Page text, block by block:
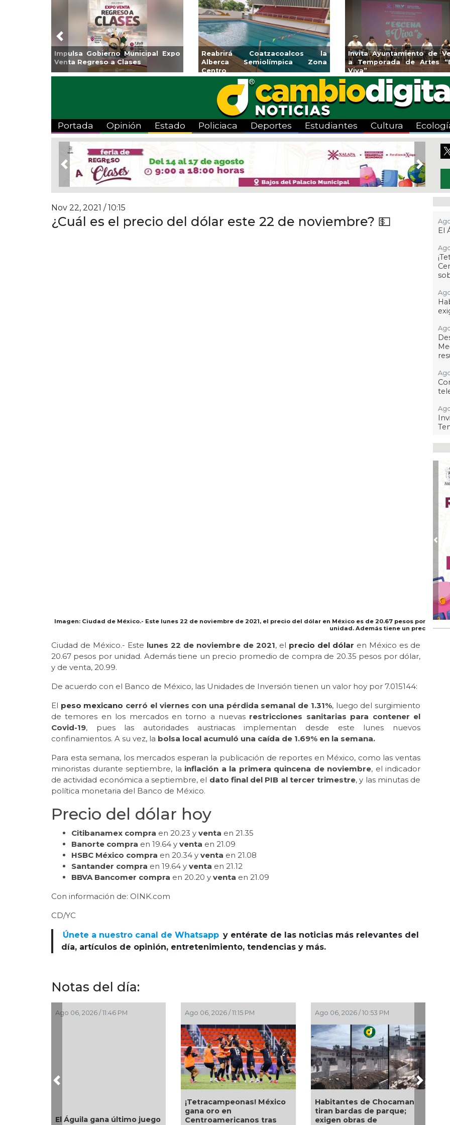
Impulsa Gobierno Municipal Expo
Venta Regreso a Clases
Reabrirá Coatzacoalcos la
Alberca Semiolímpica Zona
Centro
Invita Ayuntamiento de
a Temporada de Artes
Viva”
Previous
Portada Opinión Estado Policiaca Deportes Estudiantes Cultura
Previous Next
Nov 22, 2021 / 10:15
¿Cuál es el precio del dólar este 22 de noviembre? 💵
Imagen: Ciudad de México.- Este lunes 22 de noviembre de 2021, el precio del dólar en México es de 20.67 pesos por
unidad. Además tiene un prec
Ciudad de México.- Este lunes 22 de noviembre de 2021, el precio del dólar en México es de
20.67 pesos por unidad. Además tiene un precio promedio de compra de 20.35 pesos por dólar,
y de venta, 20.99.
De acuerdo con el Banco de México, las Unidades de Inversión tienen un valor hoy por 7.015144:
El peso mexicano cerró el viernes con una pérdida semanal de 1.31%, luego del surgimiento
de temores en los mercados en torno a nuevas restricciones sanitarias para contener el
Covid-19, pues las autoridades austriacas implementan desde este lunes nuevos
confinamientos. A su vez, la bolsa local acumuló una caída de 1.69% en la semana.
Para esta semana, los mercados esperan la publicación de reportes en México, como las ventas
minoristas durante septiembre, la inflación a la primera quincena de noviembre, el indicador
de actividad económica a septiembre, el dato final del PIB al tercer trimestre, y las minutas de
política monetaria del Banco de México.
Precio del dólar hoy
Citibanamex compra en 20.23 y venta en 21.35
Banorte compra en 19.64 y venta en 21.09
HSBC México compra en 20.34 y venta en 21.08
Santander compra en 19.64 y venta en 21.12
BBVA Bancomer compra en 20.20 y venta en 21.09
Con información de: OINK.com
CD/YC
Únete a nuestro canal de Whatsapp y entérate de las noticias más relevantes del
día, artículos de opinión, entretenimiento, tendencias y más.
Notas del día:
Ago 06, 2026 / 11:46 PM
El Águila gana último juego
Ago 06, 2026 / 11:15 PM
¡Tetracampeonas! México
gana oro en
Centroamericanos tras
Ago 06, 2026 / 10:53 PM
Habitantes de Chocaman
tiran bardas de parque;
exigen obras de
Previous Next
El